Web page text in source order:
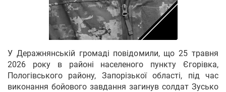
У Деражнянській громаді повідомили, що 25 травня
2026 року в районі населеного пункту Єгорівка,
Пологівського району, Запорізької області, під час
виконання бойового завдання загинув солдат Зусько